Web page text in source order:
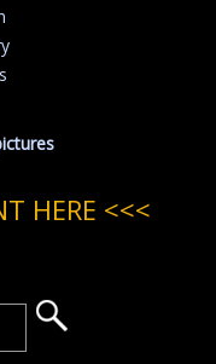
HERE <<<